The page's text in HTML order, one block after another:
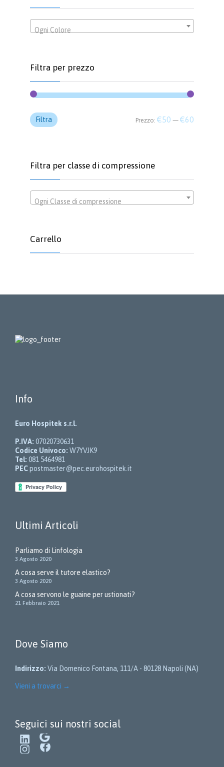
Ogni Colore
Filtra per prezzo
Filtra Prezzo: €50 — €60
Filtra per classe di compressione
Ogni Classe di compressione
Carrello
Info
Euro Hospitek s.r.l.
P.IVA: 07020730631
Codice Univoco: W7YVJK9
Tel: 081 5464981
PECpostmaster@pec.eurohospitek.it
Ultimi Articoli
Parliamo di Linfologia
3 Agosto 2020
A cosa serve il tutore elastico?
3 Agosto 2020
A cosa servono le guaine per ustionati?
21 Febbraio 2021
Dove Siamo
Indirizzo: Via Domenico Fontana, 111/A - 80128 Napoli (NA)
Vieni a trovarci →
Seguici sui nostri social
LinkedIn Google
InstagramFacebook